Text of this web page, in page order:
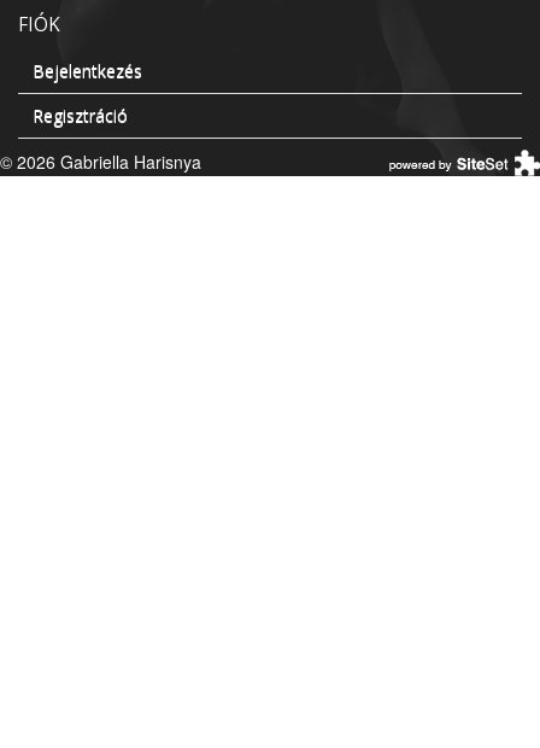
FIÓK
Bejelentkezés
Regisztráció
© 2026 Gabriella Harisnya